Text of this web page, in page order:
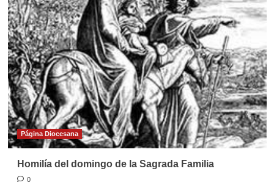
del
1º
de
enero
de
2011:
Santa
María,
Madre
de
Dios
Página Diocesana
Homilía del domingo de la Sagrada Familia
0